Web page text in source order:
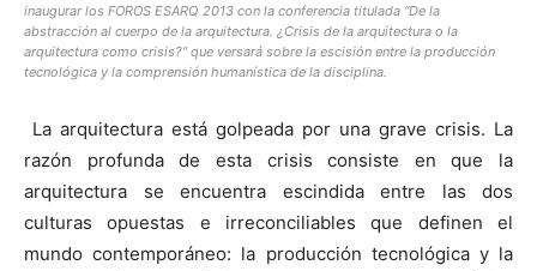
inaugurar los FOROS ESARQ 2013 con la conferencia titulada “De la
abstracción al cuerpo de la arquitectura. ¿Crisis de la arquitectura o la
arquitectura como crisis?”que versará sobre la escisión entre la producción
tecnológica y la comprensión humanística de la disciplina.
La arquitectura está golpeada por una grave crisis. La
razón profunda de esta crisis consiste en que la
arquitectura se encuentra escindida entre las dos
culturas opuestas e irreconciliables que definen el
mundo contemporáneo: la producción tecnológica y la